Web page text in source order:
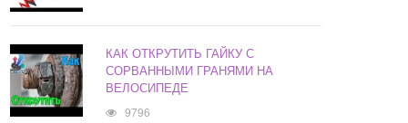
КАК ОТКРУТИТЬ ГАЙКУ С
СОРВАННЫМИ ГРАНЯМИ НА
ВЕЛОСИПЕДЕ
9796